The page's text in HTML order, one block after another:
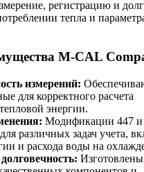
регистрацию и
тепла и
M-CAL
измерений:
для корректного расчета
энергии.
Модификации 447 и
различных задач учета,
и расхода воды на